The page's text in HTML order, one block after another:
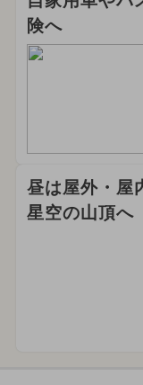
険へ
昼は屋外・屋
星空の山頂へ